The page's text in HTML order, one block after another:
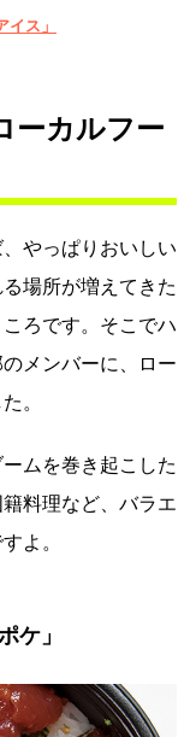
ス」
ーカルフー
やっぱりおいしい
場所が増えてきた
ろです。そこでハ
のメンバーに、ロー
。
ムを巻き起こした
料理など、バラエ
よ。
ケ」